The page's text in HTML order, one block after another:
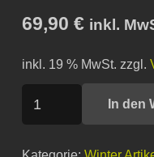
69,90 € inkl.
inkl. 19 % MwSt. zzgl.
In den